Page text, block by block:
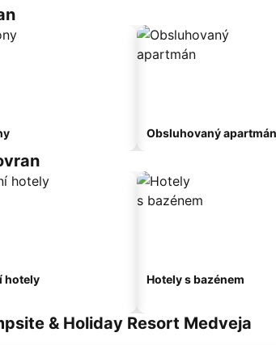
Obsluhovaný apartmán
hotely Hotely s bazénem
& Holiday Resort Medveja